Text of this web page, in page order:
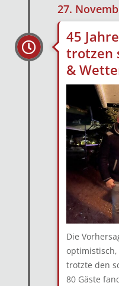
27.
45
trotzen
&
Die
optimistisch,
trotzte den
80 Gäste